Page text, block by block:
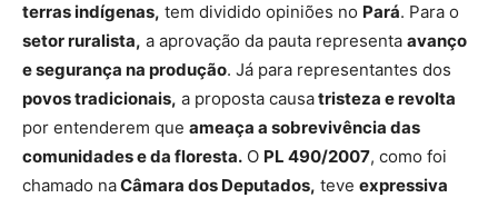
terras indígenas, tem dividido opiniões no Pará. Para o
setor ruralista, a aprovação da pauta representa avanço
e segurança na produção. Já para representantes dos
povos tradicionais, a proposta causatristeza e revolta
por entenderem que ameaça a sobrevivência das
comunidades e da floresta. O PL 490/2007, como foi
chamado naCâmara dos Deputados, teve expressiva